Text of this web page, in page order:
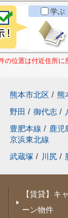
学ぶ
の位置は付近住所に
熊本市北区 / 熊
野田 / 御代志 /
豊肥本線 / 鹿児
京浜東北線
武蔵塚 / 川尻 /
【賃貸】キ
ーン物件